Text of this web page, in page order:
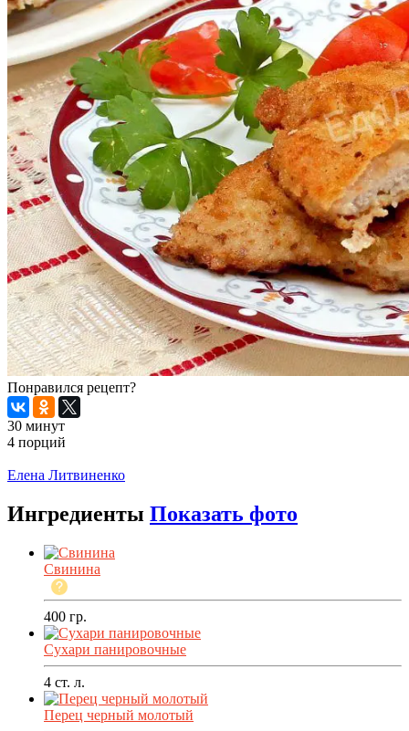
Понравился рецепт?
30 минут
4 порций
Елена Литвиненко
Ингредиенты Показать фото
Свинина
400 гр.
Сухари панировочные
4 ст. л.
Перец черный молотый